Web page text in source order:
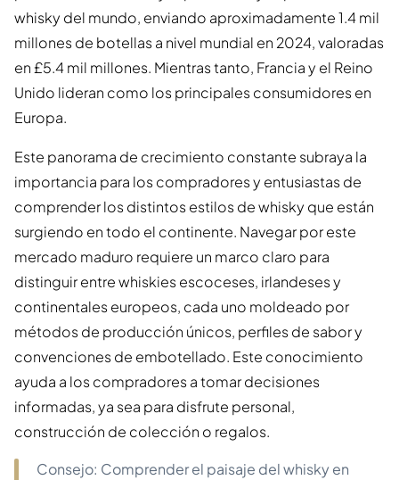
whisky del mundo, enviando aproximadamente 1.4 mil
millones de botellas a nivel mundial en 2024, valoradas
en £5.4 mil millones. Mientras tanto, Francia y el Reino
Unido lideran como los principales consumidores en
Europa.
Este panorama de crecimiento constante subraya la
importancia para los compradores y entusiastas de
comprender los distintos estilos de whisky que están
surgiendo en todo el continente. Navegar por este
mercado maduro requiere un marco claro para
distinguir entre whiskies escoceses, irlandeses y
continentales europeos, cada uno moldeado por
métodos de producción únicos, perfiles de sabor y
convenciones de embotellado. Este conocimiento
ayuda a los compradores a tomar decisiones
informadas, ya sea para disfrute personal,
construcción de colección o regalos.
Consejo: Comprender el paisaje del whisky en